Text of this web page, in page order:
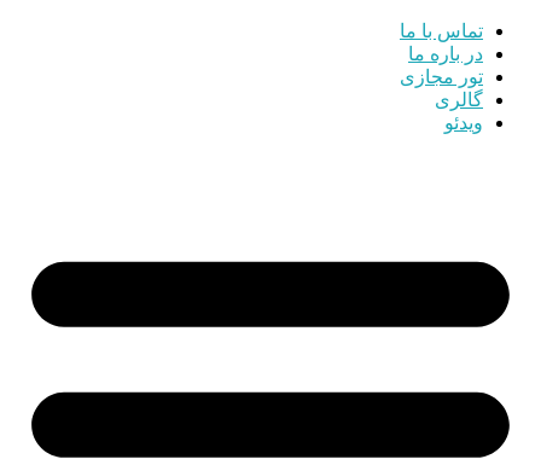
تماس با ما
در باره ما
تور مجازی
گالری
ویدئو